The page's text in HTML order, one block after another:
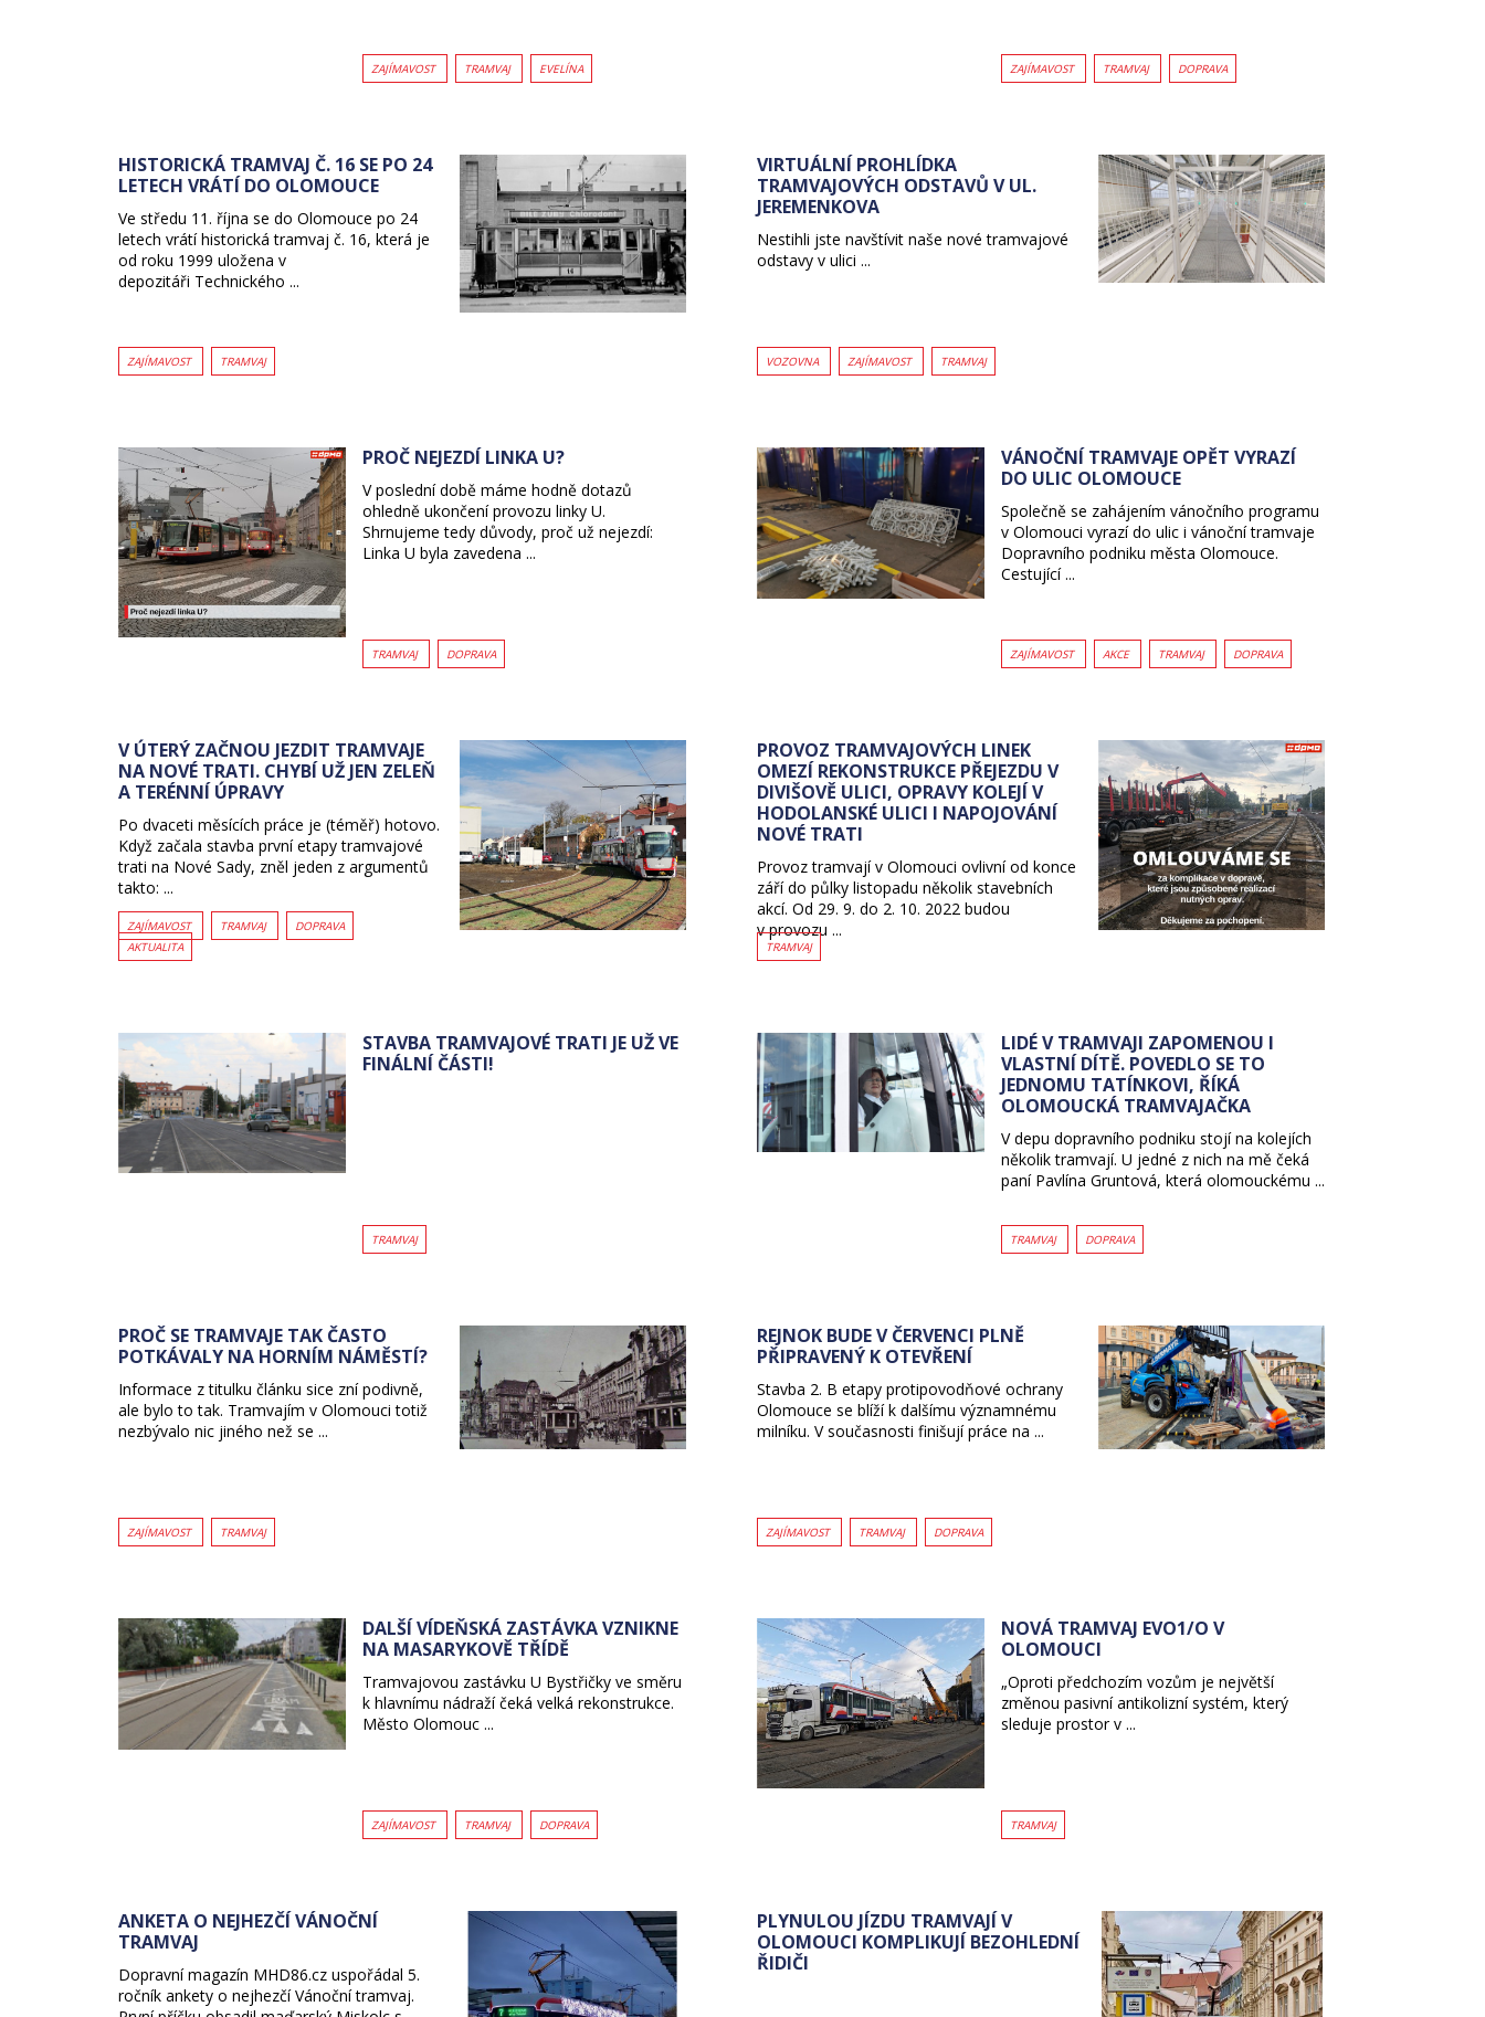
ZAJÍMAVOST TRAMVAJ EVELÍNA ZAJÍMAVOST TRAMVAJ DOPRAVA
HISTORICKÁ TRAMVAJ Č. 16 SE PO 24
LETECH VRÁTÍ DO OLOMOUCE
Ve středu 11. října se do Olomouce po 24
letech vrátí historická tramvaj č. 16, která je
od roku 1999 uložena v
depozitáři Technického ...
ZAJÍMAVOST TRAMVAJ
VIRTUÁLNÍ PROHLÍDKA
TRAMVAJOVÝCH ODSTAVŮ V UL.
JEREMENKOVA
Nestihli jste navštívit naše nové tramvajové
odstavy v ulici ...
VOZOVNA ZAJÍMAVOST TRAMVAJ
PROČ NEJEZDÍ LINKA U?
V poslední době máme hodně dotazů
ohledně ukončení provozu linky U.
Shrnujeme tedy důvody, proč už nejezdí:
Linka U byla zavedena ...
TRAMVAJ DOPRAVA
VÁNOČNÍ TRAMVAJE OPĚT VYRAZÍ
DO ULIC OLOMOUCE
Společně se zahájením vánočního programu
v Olomouci vyrazí do ulic i vánoční tramvaje
Dopravního podniku města Olomouce.
Cestující ...
ZAJÍMAVOST AKCE TRAMVAJ DOPRAVA
V ÚTERÝ ZAČNOU JEZDIT TRAMVAJE
NA NOVÉ TRATI. CHYBÍ UŽ JEN ZELEŇ
A TERÉNNÍ ÚPRAVY
Po dvaceti měsících práce je (téměř) hotovo.
Když začala stavba první etapy tramvajové
trati na Nové Sady, zněl jeden z argumentů
takto: ...
ZAJÍMAVOST TRAMVAJ
DOPRAVA
AKTUALITA
PROVOZ TRAMVAJOVÝCH LINEK
OMEZÍ REKONSTRUKCE PŘEJEZDU V
DIVIŠOVĚ ULICI, OPRAVY KOLEJÍ V
HODOLANSKÉ ULICI I NAPOJOVÁNÍ
NOVÉ TRATI
Provoz tramvají v Olomouci ovlivní od konce
září do půlky listopadu několik stavebních
akcí. Od 29. 9. do 2. 10. 2022 budou
v provozu ...
TRAMVAJ
STAVBA TRAMVAJOVÉ TRATI JE UŽ VE
FINÁLNÍ ČÁSTI!
TRAMVAJ
LIDÉ V TRAMVAJI ZAPOMENOU I
VLASTNÍ DÍTĚ. POVEDLO SE TO
JEDNOMU TATÍNKOVI, ŘÍKÁ
OLOMOUCKÁ TRAMVAJAČKA
V depu dopravního podniku stojí na kolejích
několik tramvají. U jedné z nich na mě čeká
paní Pavlína Gruntová, která olomouckému ...
TRAMVAJ DOPRAVA
PROČ SE TRAMVAJE TAK ČASTO
POTKÁVALY NA HORNÍM NÁMĚSTÍ?
Informace z titulku článku sice zní podivně,
ale bylo to tak. Tramvajím v Olomouci totiž
nezbývalo nic jiného než se ...
ZAJÍMAVOST TRAMVAJ
REJNOK BUDE V ČERVENCI PLNĚ
PŘIPRAVENÝ K OTEVŘENÍ
Stavba 2. B etapy protipovodňové ochrany
Olomouce se blíží k dalšímu významnému
milníku. V současnosti finišují práce na ...
ZAJÍMAVOST TRAMVAJ DOPRAVA
DALŠÍ VÍDEŇSKÁ ZASTÁVKA VZNIKNE
NA MASARYKOVĚ TŘÍDĚ
Tramvajovou zastávku U Bystřičky ve směru
k hlavnímu nádraží čeká velká rekonstrukce.
Město Olomouc ...
ZAJÍMAVOST TRAMVAJ DOPRAVA
NOVÁ TRAMVAJ EVO1/O V
OLOMOUCI
„Oproti předchozím vozům je největší
změnou pasivní antikolizní systém, který
sleduje prostor v ...
TRAMVAJ
ANKETA O NEJHEZČÍ VÁNOČNÍ
TRAMVAJ
Dopravní magazín MHD86.cz uspořádal 5.
ročník ankety o nejhezčí Vánoční tramvaj.
PLYNULOU JÍZDU TRAMVAJÍ V
OLOMOUCI KOMPLIKUJÍ BEZOHLEDNÍ
ŘIDIČI